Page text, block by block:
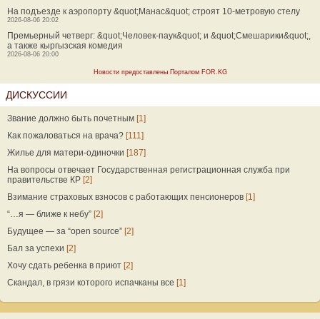
На подъезде к аэропорту &quot;Манас&quot; строят 10-метровую стелу
2026-08-06 20:02
Премьерный четверг: &quot;Человек-паук&quot; и &quot;Смешарики&quot;,
а также кыргызская комедия
2026-08-06 20:00
Новости предоставлены Порталом FOR.KG
ДИСКУССИИ
Звание должно быть почетным [1]
Как пожаловаться на врача? [111]
Жилье для матери-одиночки [187]
На вопросы отвечает Государственная регистрационная служба при
правительстве КР [2]
Взимание страховых взносов с работающих пенсионеров [1]
“…я — ближе к небу” [2]
Будущее — за “open source” [2]
Бал за успехи [2]
Хочу сдать ребенка в приют [2]
Скандал, в грязи которого испачканы все [1]